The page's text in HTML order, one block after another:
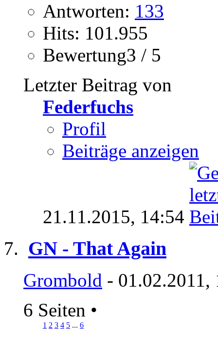
Antworten: 133
Hits: 101.955
Bewertung3 / 5
Letzter Beitrag von
Federfuchs
Profil
Beiträge anzeigen
21.11.2015, 14:54
GN - That Again
Grombold - 01.02.2011,
6 Seiten •
1 2 3 4 5 ... 6